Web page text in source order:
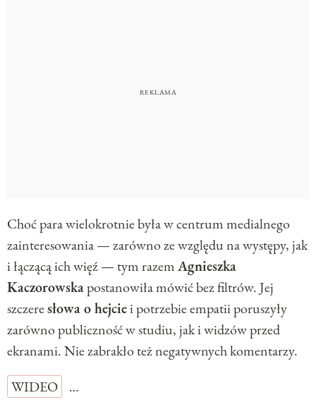
Choć para wielokrotnie była w centrum medialnego
zainteresowania — zarówno ze względu na występy, jak
i łączącą ich więź — tym razemAgnieszka
Kaczorowskapostanowiła mówić bez filtrów. Jej
szczeresłowa o hejciei potrzebie empatii poruszyły
zarówno publiczność w studiu, jak i widzów przed
ekranami. Nie zabrakło też negatywnych komentarzy.
WIDEO
…